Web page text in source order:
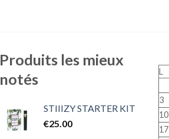
Produits les mieux
notés
STIIIZY STARTER KIT
€25.00
L
3
10
17